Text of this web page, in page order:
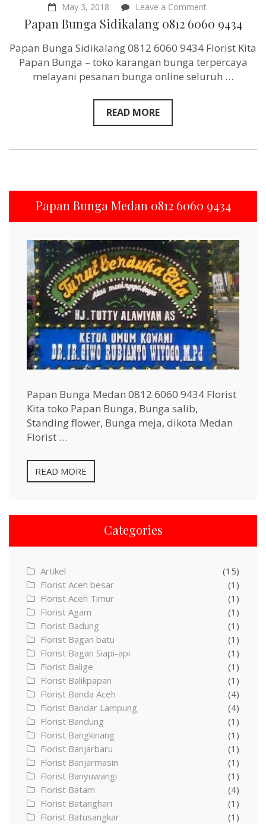
May 3, 2018 Leave a Commenton
Papan
Bunga
0812
9434
Papan Bunga Sidikalang 0812 6060 9434
Papan Bunga Sidikalang 0812 6060 9434 Florist Kita
Papan Bunga – toko karangan bunga terpercaya
melayani pesanan bunga online seluruh …
READ MORE
Papan Bunga Medan 0812 6060 9434
Papan Bunga Medan 0812 6060 9434 Florist
Kita toko Papan Bunga, Bunga salib,
Standing flower, Bunga meja, dikota Medan
Florist …
READ MORE
Categories
Artikel
(15)
Florist Aceh besar
(1)
Florist Aceh Timur
(1)
Florist Agam
(1)
Florist Badung
(1)
Florist Bagan batu
(1)
Florist Bagan Siapi-api
(1)
Florist Balige
(1)
Florist Balikpapan
(1)
Florist Banda Aceh
(4)
Florist Bandar Lampung
(4)
Florist Bandung
(1)
Florist Bangkinang
(1)
Florist Banjarbaru
(1)
Florist Banjarmasin
(1)
Florist Banyuwangi
(1)
Florist Batam
(4)
Florist Batanghari
(1)
Florist Batusangkar
(1)